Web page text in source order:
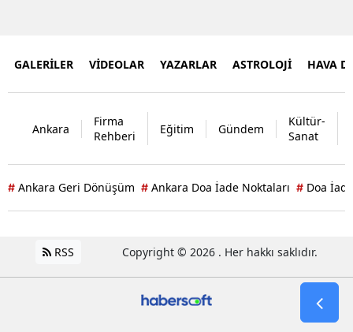
GALERİLER VİDEOLAR YAZARLAR ASTROLOJİ HAVA
Ankara
Firma
Rehberi
Eğitim Gündem
Kültür-
Sanat
# Ankara Geri Dönüşüm # Ankara Doa İade Noktaları # Doa
RSS Copyright © 2026 . Her hakkı saklıdır.